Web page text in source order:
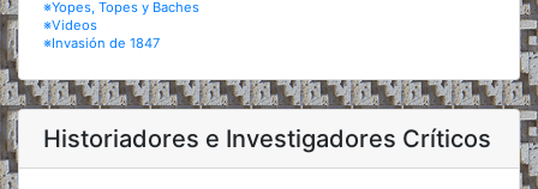
※Yopes, Topes y Baches
※Videos
※Invasión de 1847
Historiadores e Investigadores Críticos